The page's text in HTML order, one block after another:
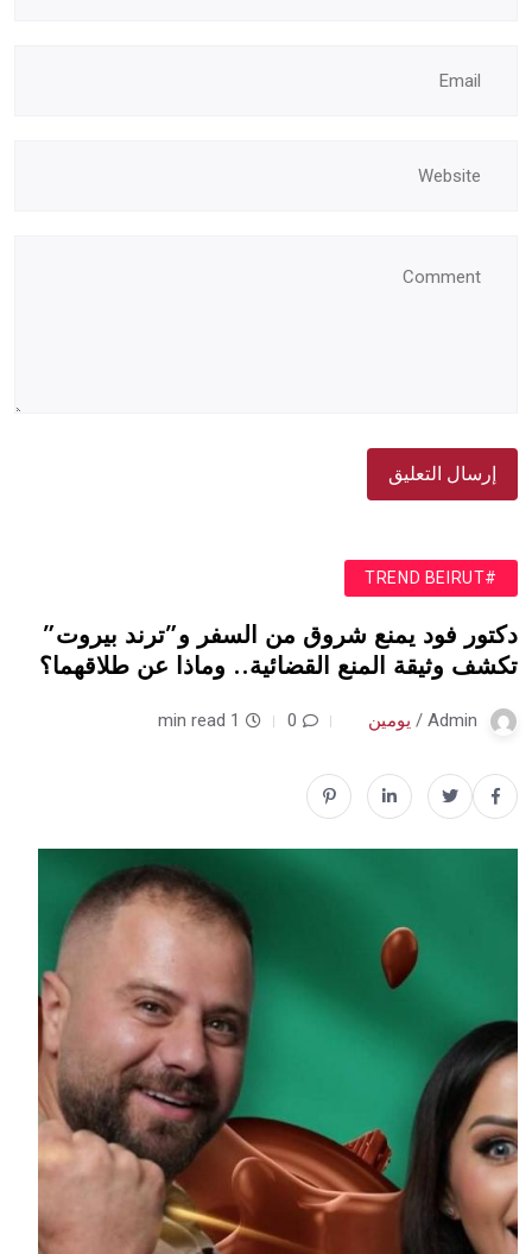
#TREND BEIRUT
دكتور فود يمنع شروق من السفر و”ترند بيروت”
تكشف وثيقة المنع القضائية.. وماذا عن طلاقهما؟
Admin / يومين 0
1 min read